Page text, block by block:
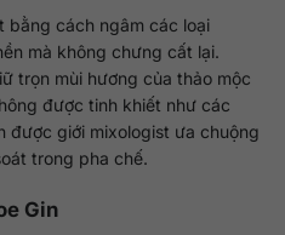
bằng cách ngâm các loại
mà không chưng cất lại.
trọn mùi hương của thảo mộc
được tinh khiết như các
được giới mixologist ưa chuộng
trong pha chế.
Gin